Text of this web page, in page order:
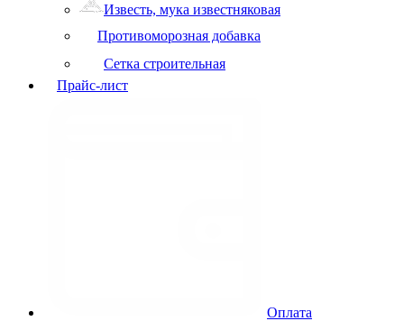
Известь, мука известняковая
Противоморозная добавка
Сетка строительная
Прайс-лист
Оплата